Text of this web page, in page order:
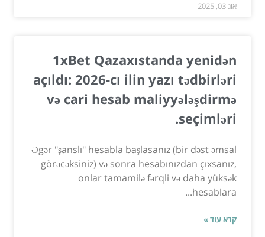
אוג 03, 2025
1xBet Qazaxıstanda yenidən
açıldı: 2026-cı ilin yazı tədbirləri
və cari hesab maliyyələşdirmə
seçimləri.
Əgər "şanslı" hesabla başlasanız (bir dəst əmsal
görəcəksiniz) və sonra hesabınızdan çıxsanız,
onlar tamamilə fərqli və daha yüksək
hesablara...
קרא עוד »